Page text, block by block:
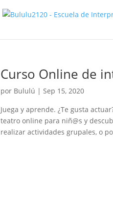
Curso Online de
por Bululú |Sep 15, 2020
Juega y aprende. ¿Te gusta
teatro online para niñ@s y
realizar actividades grupales, o